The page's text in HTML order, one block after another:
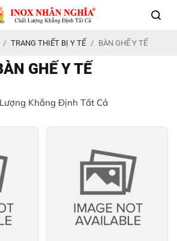
TRANG THIẾT BỊ Y TẾ BÀN GHẾ Y TẾ
GHẾ Y TẾ
Khẳng Định Tất Cả